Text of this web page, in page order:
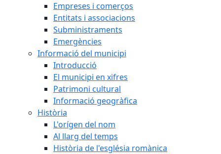
Empreses i comerços
Entitats i associacions
Subministraments
Emergències
Informació del municipi
Introducció
El municipi en xifres
Patrimoni cultural
Informació geogràfica
Història
L'orígen del nom
Al llarg del temps
Història de l'església romànica